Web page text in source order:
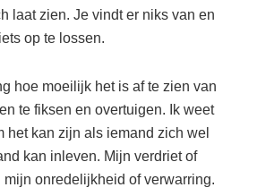
laat zien. Je vindt er niks van en
op te lossen.
hoe moeilijk het is af te zien van
te fiksen en overtuigen. Ik weet
het kan zijn als iemand zich wel
kan inleven. Mijn verdriet of
mijn onredelijkheid of verwarring.